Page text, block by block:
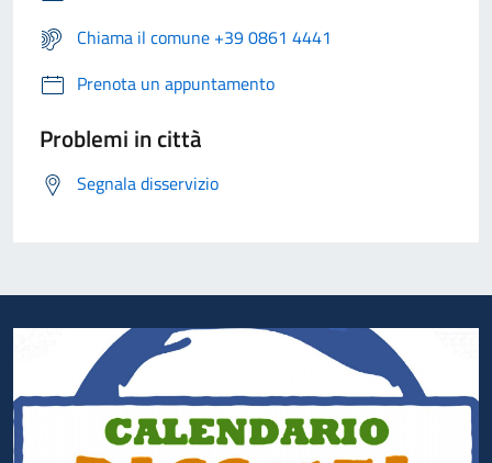
Chiama il comune +39 0861 4441
Prenota un appuntamento
Problemi in città
Segnala disservizio